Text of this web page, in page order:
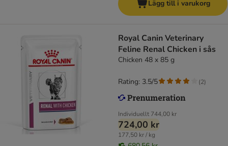
Lägg till i varukorg
Royal Canin Veterinary
Feline Renal Chicken i sås
Chicken 48 x 85 g
Individuellt 744,00 kr
724,00 kr
177,50 kr / kg
Rating: 3.5/5 (2)